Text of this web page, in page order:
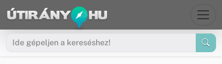
Ugrás a menüre
Ugrás a tartalomra